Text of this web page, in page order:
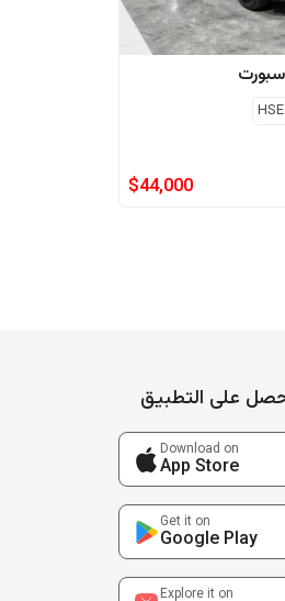
سبورت
HSE
$44,000
على التطبيق
Download on
App Store
Get it on
Google Play
Explore it on